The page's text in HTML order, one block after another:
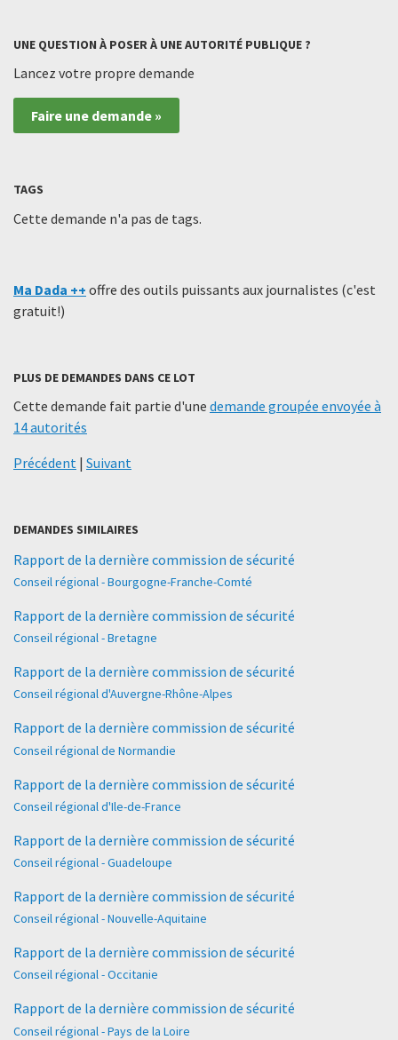
UNE QUESTION À POSER À UNE AUTORITÉ PUBLIQUE ?
Lancez votre propre demande
Faire une demande »
TAGS
Cette demande n'a pas de tags.
Ma Dada ++ offre des outils puissants aux journalistes (c'est
gratuit!)
PLUS DE DEMANDES DANS CE LOT
Cette demande fait partie d'une demande groupée envoyée à
14 autorités
Précédent | Suivant
DEMANDES SIMILAIRES
Rapport de la dernière commission de sécurité
Conseil régional - Bourgogne-Franche-Comté
Rapport de la dernière commission de sécurité
Conseil régional - Bretagne
Rapport de la dernière commission de sécurité
Conseil régional d'Auvergne-Rhône-Alpes
Rapport de la dernière commission de sécurité
Conseil régional de Normandie
Rapport de la dernière commission de sécurité
Conseil régional d'Ile-de-France
Rapport de la dernière commission de sécurité
Conseil régional - Guadeloupe
Rapport de la dernière commission de sécurité
Conseil régional - Nouvelle-Aquitaine
Rapport de la dernière commission de sécurité
Conseil régional - Occitanie
Rapport de la dernière commission de sécurité
Conseil régional - Pays de la Loire